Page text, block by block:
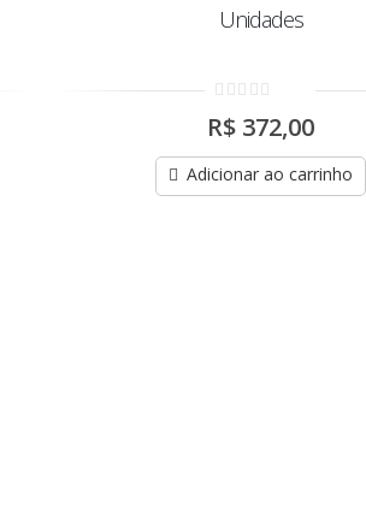
Unidades
out
5
R$ 372,00
Adicionar ao carrinho